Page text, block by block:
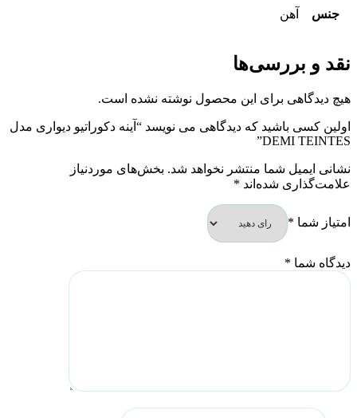
جنس آهن
نقد و بررسی‌ها
هیچ دیدگاهی برای این محصول نوشته نشده است.
اولین کسی باشید که دیدگاهی می نویسد “آینه دکوراتیو دیواری مدل
DEMI TEINTES”
نشانی ایمیل شما منتشر نخواهد شد. بخش‌های موردنیاز
علامت‌گذاری شده‌اند *
امتیاز شما *
دیدگاه شما *